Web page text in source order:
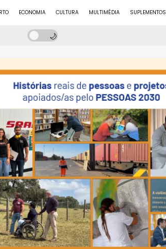
ECONOMIA CULTURA MULTIMÉDIA SUPLEMENTOS